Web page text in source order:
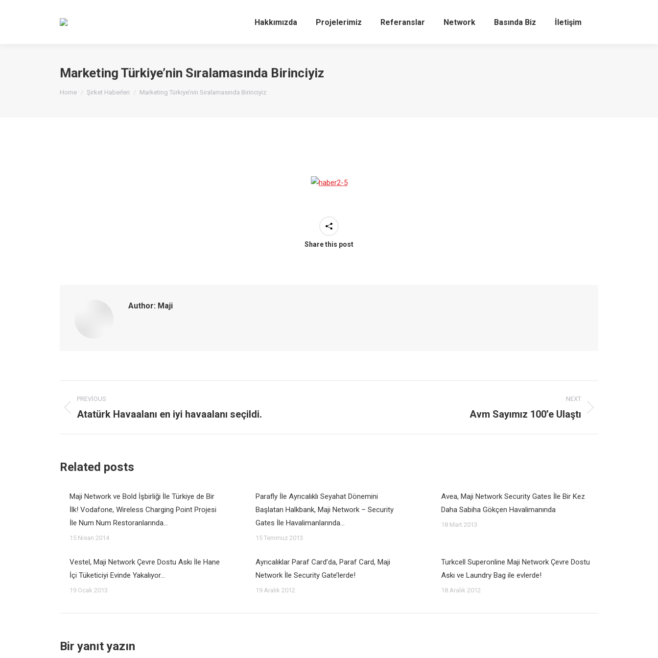
Hakkımızda Projelerimiz Referanslar Network Basında Biz İletişim
Marketing Türkiye’nin Sıralamasında Birinciyiz
You are here:
Home Şirket Haberleri Marketing Türkiye’nin Sıralamasında Birinciyiz
Share this post
Author: Maji
Post
navigation
PREVIOUS
Previous
Atatürk Havaalanı en iyi havaalanı seçildi.
NEXT
Avm Sayımız 100’e Ulaştı
Related posts
Maji Network ve Bold İşbirliği İle Türkiye de Bir
İlk! Vodafone, Wireless Charging Point Projesi
İle Num Num Restoranlarında…
15 Nisan 2014
Parafly İle Ayrıcalıklı Seyahat Dönemini
Başlatan Halkbank, Maji Network – Security
Gates İle Havalimanlarında…
15 Temmuz 2013
Avea, Maji Network Security Gates İle Bir Kez
Daha Sabiha Gökçen Havalimanında
18 Mart 2013
Vestel, Maji Network Çevre Dostu Askı İle Hane
İçi Tüketiciyi Evinde Yakalıyor…
19 Ocak 2013
Ayrıcalıklar Paraf Card’da, Paraf Card, Maji
Network İle Security Gate’lerde!
19 Aralık 2012
Turkcell Superonline Maji Network Çevre Dostu
Askı ve Laundry Bag ile evlerde!
18 Aralık 2012
Bir yanıt yazın